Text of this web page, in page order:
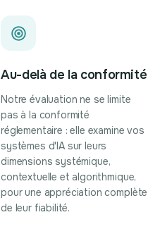
Au-delà de la conformité
Notre évaluation ne se limite
pas à la conformité
réglementaire : elle examine vos
systèmes d'IA sur leurs
dimensions systémique,
contextuelle et algorithmique,
pour une appréciation complète
de leur fiabilité.